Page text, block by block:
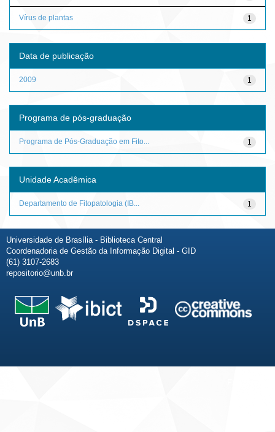
1
Vírus de plantas
Data de publicação
1
2009
Programa de pós-graduação
1
Programa de Pós-Graduação em Fito...
Unidade Acadêmica
1
Departamento de Fitopatologia (IB...
Universidade de Brasília - Biblioteca Central
Coordenadoria de Gestão da Informação Digital - GID
(61) 3107-2683
repositorio@unb.br